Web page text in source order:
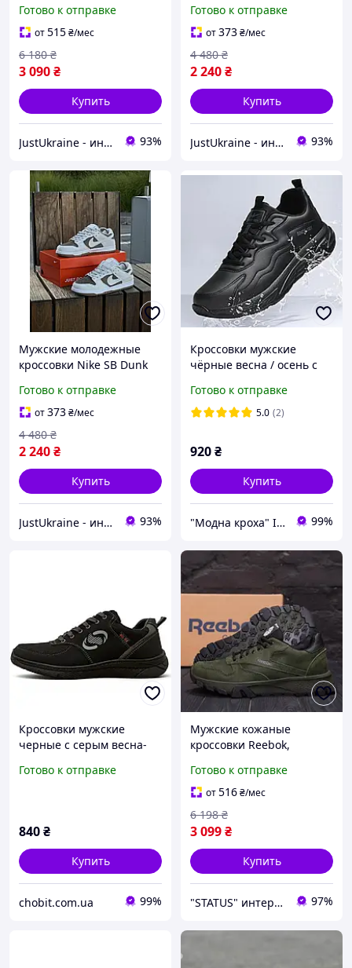
на весну, весенние
мужские кроссовки
Готово к отправке
от515₴/мес
3 090₴
6 180 ₴
Купить
JustUkraine - интернет магазин мужской и женской обуви 93%
весну, мужские
демисезонные кроссовки
Нью Баланс
Готово к отправке
от373₴/мес
2 240₴
4 480 ₴
Купить
JustUkraine - интернет магазин мужской и женской обуви 93%
Мужские молодежные
кроссовки Nike SB Dunk
кроссовки весна осень,
мужские кроссы Найк
Готово к отправке
от373₴/мес
2 240₴
4 480 ₴
Купить
JustUkraine - интернет магазин мужской и женской обуви 93%
Кроссовки мужские
чёрные весна / осень с
45(29см)
Готово к отправке
5.0 (2)
920₴
Купить
"Модна кроха" Iнтернет-магазин дитячого одягу та взуття в роздріб 99%
Кроссовки мужские
черные с серым весна-
Готово к отправке
840₴
Купить
chobit.com.ua 99%
Мужские кожаные
кроссовки Reebok,
кроссовки на весну,
мужские кроссовки Хаки
Рибок
Готово к отправке
от516₴/мес
3 099₴
6 198 ₴
Купить
"STATUS" интернет магазин мужской и женской обуви 97%